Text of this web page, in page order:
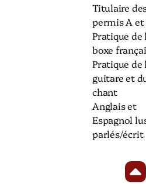
Titulaire
permis A et
Pratique de
boxe
Pratique de
guitare et
chant
Anglais et
Espagnol
parlés/écrit